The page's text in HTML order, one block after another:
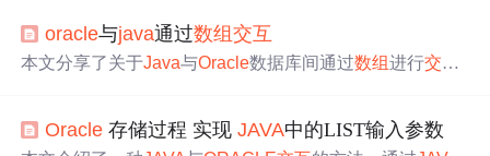
va 传递和接收数组的示例代码。作者特别指出，虽然网上
资料丰富，但应注意某些方法的误述，如Oracle数组的nex
能。
oracle与java通过数组交互
本文分享了关于Java与Oracle数据库间通过数组进行交互
识、内置方法介绍、Varray与Table的区别等内容。
Oracle 存储过程 实现JAVA中的LIST输入参数